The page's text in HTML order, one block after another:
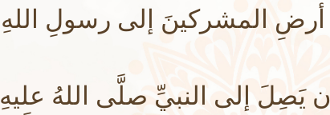
المشركينَ إلى رسولِ اللهِ
إلى النبيِّ صلَّى اللهُ عليهِ